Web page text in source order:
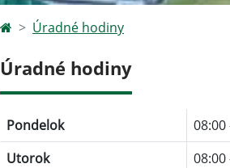
Úradné hodiny
Úradné hodiny
Pondelok
08:00
Utorok
08:00